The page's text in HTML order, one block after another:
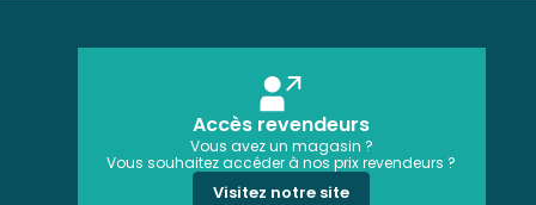
Accès revendeurs
Vous avez un magasin ?
Vous souhaitez accéder à nos prix revendeurs ?
Visitez notre site